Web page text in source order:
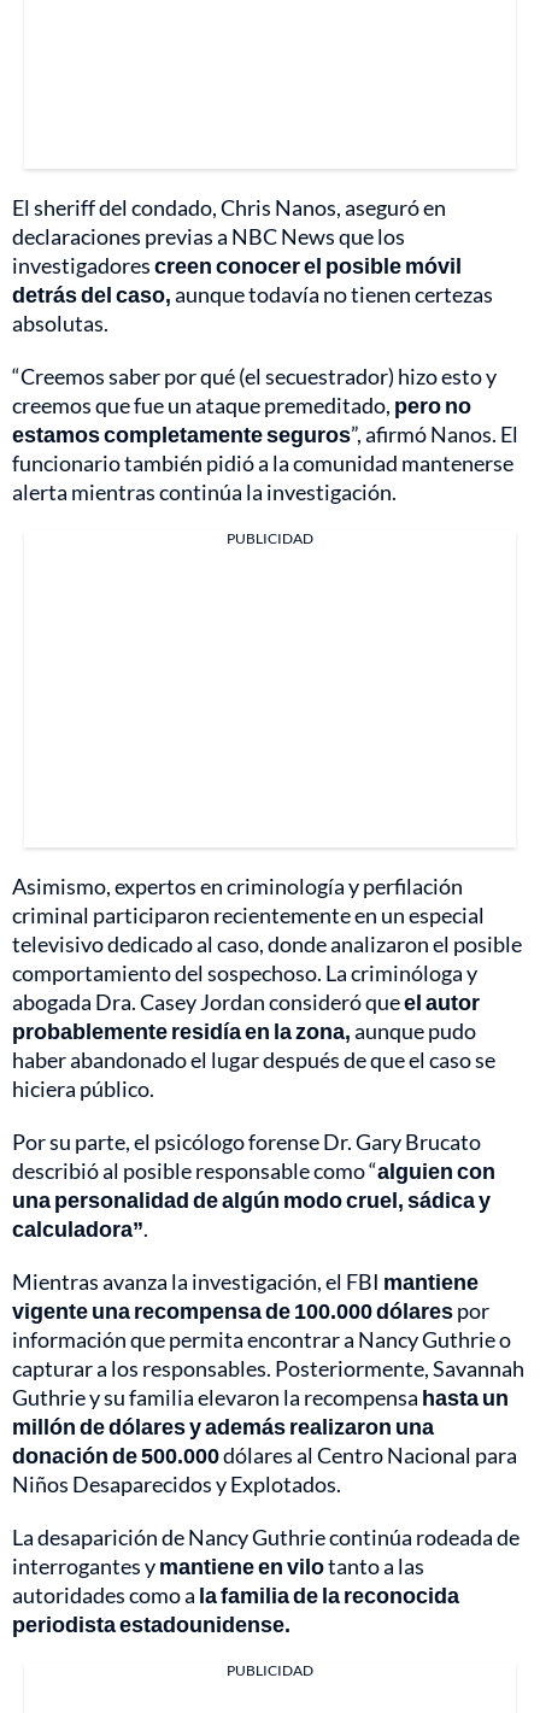
El sheriff del condado, Chris Nanos, aseguró en
declaraciones previas a NBC News que los
investigadorescreen conocer el posible móvil
detrás del caso,aunque todavía no tienen certezas
absolutas.
“Creemos saber por qué (el secuestrador) hizo esto y
creemos que fue un ataque premeditado, pero no
estamos completamente seguros”, afirmó Nanos. El
funcionario también pidió a la comunidad mantenerse
alerta mientras continúa la investigación.
PUBLICIDAD
Asimismo, expertos en criminología y perfilación
criminal participaron recientemente en un especial
televisivo dedicado al caso, donde analizaron el posible
comportamiento del sospechoso. La criminóloga y
abogada Dra. Casey Jordan consideró queel autor
probablemente residía en la zona,aunque pudo
haber abandonado el lugar después de que el caso se
hiciera público.
Por su parte, el psicólogo forense Dr. Gary Brucato
describió al posible responsable como “alguien con
una personalidad de algún modo cruel, sádica y
calculadora”.
Mientras avanza la investigación, el FBI mantiene
vigente una recompensa de 100.000 dólarespor
información que permita encontrar a Nancy Guthrie o
capturar a los responsables. Posteriormente, Savannah
Guthrie y su familia elevaron la recompensa hasta un
millón de dólares y además realizaron una
donación de 500.000dólares al Centro Nacional para
Niños Desaparecidos y Explotados.
La desaparición de Nancy Guthrie continúa rodeada de
interrogantes ymantiene en vilotanto a las
autoridades como a la familia de la reconocida
periodista estadounidense.
PUBLICIDAD